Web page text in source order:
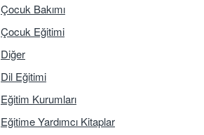
Çocuk Bakımı
Çocuk Eğitimi
Diğer
Dil Eğitimi
Eğitim Kurumları
Eğitime Yardımcı Kitaplar